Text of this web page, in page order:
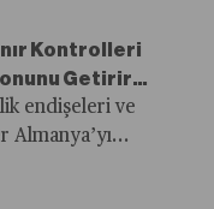
Kontrolleri
Getirir
endişeleri ve
Almanya’yı